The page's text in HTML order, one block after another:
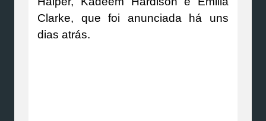
Clarke, que foi anunciada há uns
dias atrás.